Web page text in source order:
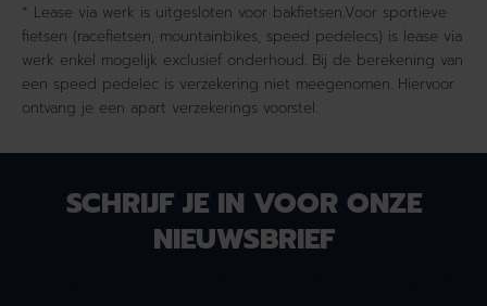
* Lease via werk is uitgesloten voor bakfietsen.Voor sportieve
fietsen (racefietsen, mountainbikes, speed pedelecs) is lease via
werk enkel mogelijk exclusief onderhoud. Bij de berekening van
een speed pedelec is verzekering niet meegenomen. Hiervoor
ontvang je een apart verzekerings voorstel.
SCHRIJF JE IN VOOR ONZE
NIEUWSBRIEF